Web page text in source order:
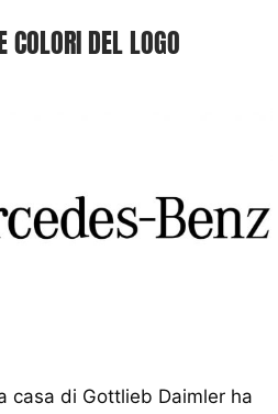
COLORI DEL LOGO
casa di Gottlieb Daimler ha